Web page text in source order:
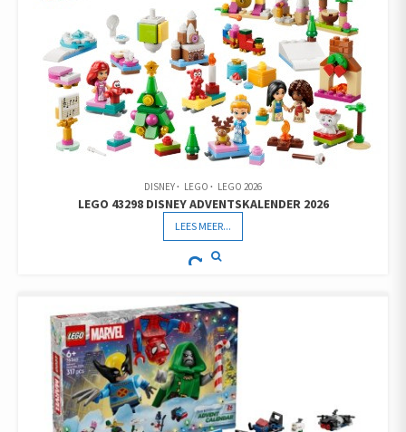
DISNEY LEGO LEGO 2026
LEGO 43298 DISNEY ADVENTSKALENDER 2026
LEES MEER...